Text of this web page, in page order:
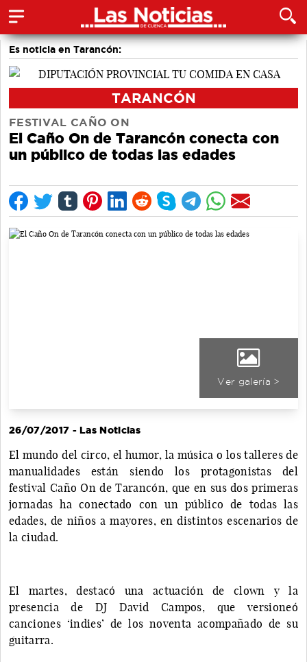
Es noticia en Tarancón:
TARANCÓN
FESTIVAL CAÑO ON
El Caño On de Tarancón conecta con
un público de todas las edades
Ver galería >
26/07/2017 - Las Noticias
El mundo del circo, el humor, la música o los talleres de
manualidades están siendo los protagonistas del
festival Caño On de Tarancón, que en sus dos primeras
jornadas ha conectado con un público de todas las
edades, de niños a mayores, en distintos escenarios de
la ciudad.
El martes, destacó una actuación de clown y la
presencia de DJ David Campos, que versioneó
canciones ‘indies’ de los noventa acompañado de su
guitarra.